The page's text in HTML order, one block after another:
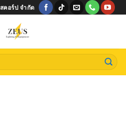
คอร์ป จำกัด